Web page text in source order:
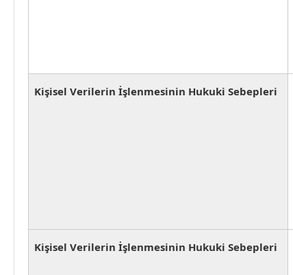
Kişisel Verilerin İşlenmesinin Hukuki Sebepleri
Kişisel Verilerin İşlenmesinin Hukuki Sebepleri